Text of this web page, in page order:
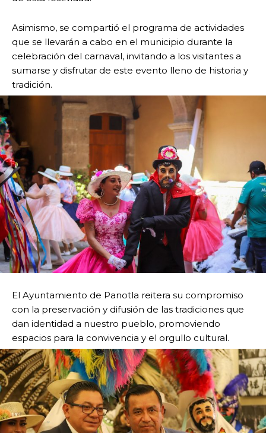
Asimismo, se compartió el programa de actividades
que se llevarán a cabo en el municipio durante la
celebración del carnaval, invitando a los visitantes a
sumarse y disfrutar de este evento lleno de historia y
tradición.
El Ayuntamiento de Panotla reitera su compromiso
con la preservación y difusión de las tradiciones que
dan identidad a nuestro pueblo, promoviendo
espacios para la convivencia y el orgullo cultural.